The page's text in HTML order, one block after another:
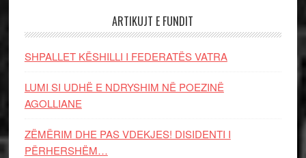
ARTIKUJT E FUNDIT
SHPALLET KËSHILLI I FEDERATËS VATRA
LUMI SI UDHË E NDRYSHIM NË POEZINË
AGOLLIANE
ZËMËRIM DHE PAS VDEKJES! DISIDENTI I
PËRHERSHËM…